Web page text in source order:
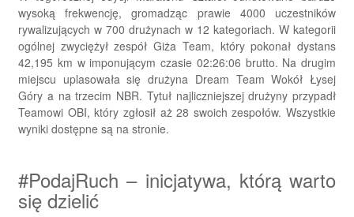
wysoką frekwencję, gromadząc prawie 4000 uczestników
rywalizujących w 700 drużynach w 12 kategoriach. W kategorii
ogólnej zwyciężył zespół Giża Team, który pokonał dystans
42,195 km w imponującym czasie 02:26:06 brutto. Na drugim
miejscu uplasowała się drużyna Dream Team Wokół Łysej
Góry a na trzecim NBR. Tytuł najliczniejszej drużyny przypadł
Teamowi OBI, który zgłosił aż 28 swoich zespołów. Wszystkie
wyniki dostępne są na stronie.
#PodajRuch – inicjatywa, którą warto
się dzielić